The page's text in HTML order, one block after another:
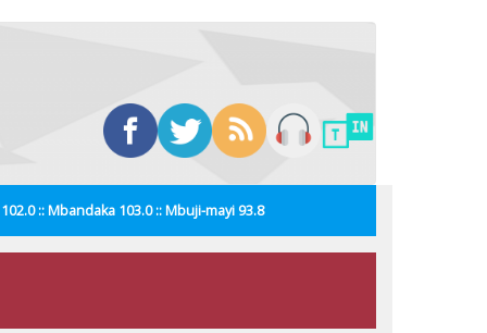
:: Mbandaka 103.0 :: Mbuji-mayi 93.8